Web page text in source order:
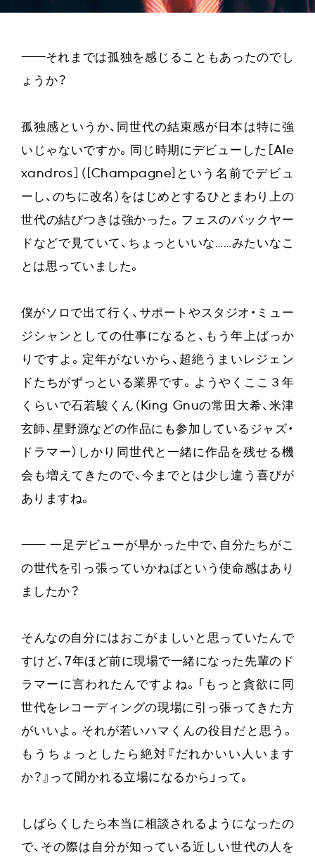
——それまでは孤独を感じることもあったのでし
ょうか？
孤独感というか、同世代の結束感が日本は特に強
いじゃないですか。同じ時期にデビューした［Ale
xandros］（[Champagne]という名前でデビュ
ーし、のちに改名）をはじめとするひとまわり上の
世代の結びつきは強かった。フェスのバックヤー
ドなどで見ていて、ちょっといいな……みたいなこ
とは思っていました。
僕がソロで出て行く、サポートやスタジオ・ミュー
ジシャンとしての仕事になると、もう年上ばっか
りですよ。定年がないから、超絶うまいレジェン
ドたちがずっといる業界です。ようやくここ３年
くらいで石若駿くん（King Gnuの常田大希、米津
玄師、星野源などの作品にも参加しているジャズ・
ドラマー）しかり同世代と一緒に作品を残せる機
会も増えてきたので、今までとは少し違う喜びが
ありますね。
——一足デビューが早かった中で、自分たちがこ
の世代を引っ張っていかねばという使命感はあり
ましたか？
そんなの自分にはおこがましいと思っていたんで
すけど、7年ほど前に現場で一緒になった先輩のド
ラマーに言われたんですよね。「もっと貪欲に同
世代をレコーディングの現場に引っ張ってきた方
がいいよ。それが若いハマくんの役目だと思う。
もうちょっとしたら絶対『だれかいい人います
か？』って聞かれる立場になるから」って。
しばらくしたら本当に相談されるようになったの
で、その際は自分が知っている近しい世代の人を